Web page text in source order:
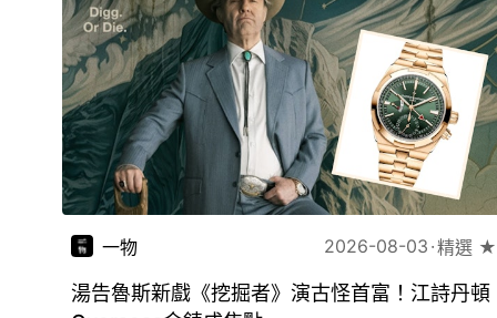
一物 2026-08-03 精選 ★
湯告魯斯新戲《挖掘者》演古怪首富！江詩丹頓